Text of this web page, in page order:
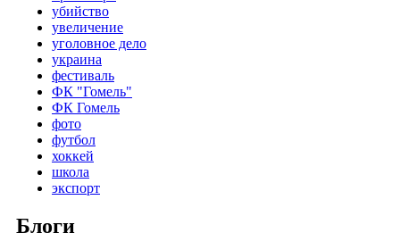
убийство
увеличение
уголовное дело
украина
фестиваль
ФК "Гомель"
ФК Гомель
фото
футбол
хоккей
школа
экспорт
Блоги